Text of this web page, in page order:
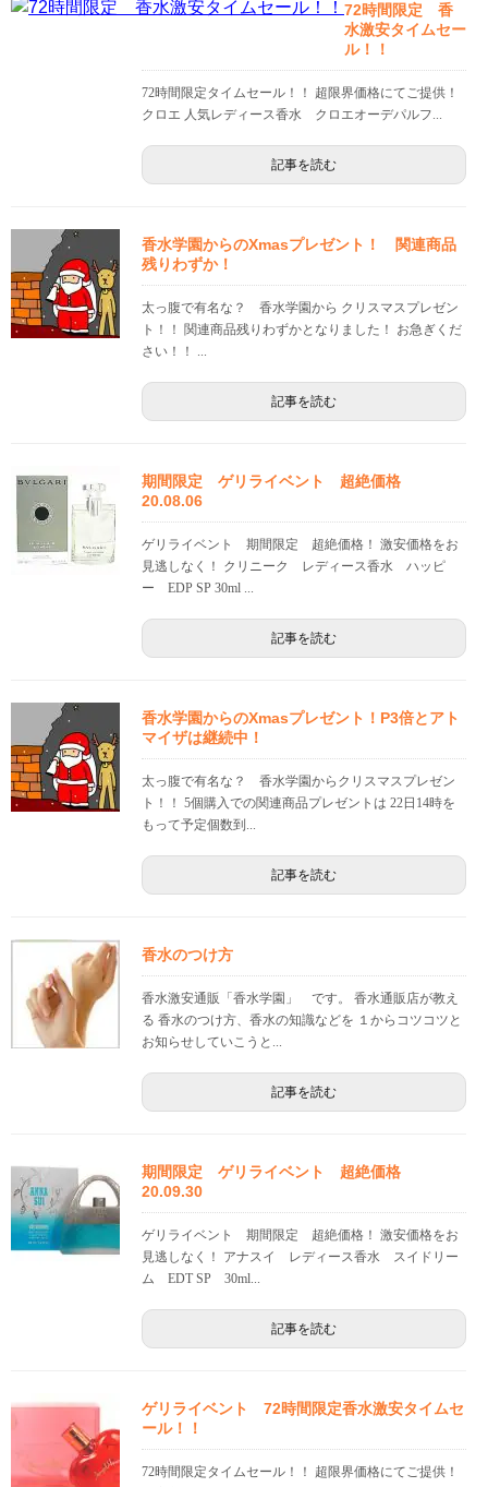
72時間限定 香
水激安タイムセー
ル！！
72時間限定タイムセール！！ 超限界価格にてご提供！
クロエ 人気レディース香水 クロエオーデパルフ...
記事を読む
香水学園からのXmasプレゼント！ 関連商品
残りわずか！
太っ腹で有名な？ 香水学園から クリスマスプレゼン
ト！！ 関連商品残りわずかとなりました！ お急ぎくだ
さい！！ ...
記事を読む
期間限定 ゲリライベント 超絶価格
20.08.06
ゲリライベント 期間限定 超絶価格！ 激安価格をお
見逃しなく！ クリニーク レディース香水 ハッピ
ー EDP SP 30ml ...
記事を読む
香水学園からのXmasプレゼント！P3倍とアト
マイザは継続中！
太っ腹で有名な？ 香水学園からクリスマスプレゼン
ト！！ 5個購入での関連商品プレゼントは 22日14時を
もって予定個数到...
記事を読む
香水のつけ方
香水激安通販「香水学園」 です。 香水通販店が教え
る 香水のつけ方、香水の知識などを １からコツコツと
お知らせしていこうと...
記事を読む
期間限定 ゲリライベント 超絶価格
20.09.30
ゲリライベント 期間限定 超絶価格！ 激安価格をお
見逃しなく！ アナスイ レディース香水 スイドリー
ム EDT SP 30ml...
記事を読む
ゲリライベント 72時間限定香水激安タイムセ
ール！！
72時間限定タイムセール！！ 超限界価格にてご提供！